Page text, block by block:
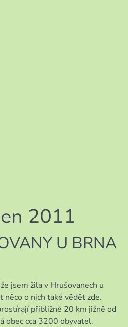
2011
U BRNA
jsem žila v Hrušovanech u
něco o nich také vědět zde.
přibližně 20 km jižně od
obec cca 3200 obyvatel.